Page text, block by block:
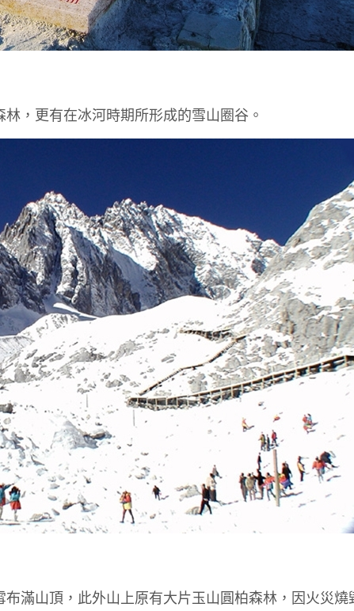
，更有在冰河時期所形成的雪山圈谷。
滿山頂，此外山上原有大片玉山圓柏森林，因火災燒